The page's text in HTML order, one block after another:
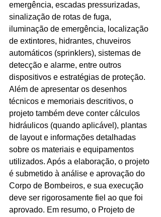
emergência, escadas pressurizadas,
sinalização de rotas de fuga,
iluminação de emergência, localização
de extintores, hidrantes, chuveiros
automáticos (sprinklers), sistemas de
detecção e alarme, entre outros
dispositivos e estratégias de proteção.
Além de apresentar os desenhos
técnicos e memoriais descritivos, o
projeto também deve conter cálculos
hidráulicos (quando aplicável), plantas
de layout e informações detalhadas
sobre os materiais e equipamentos
utilizados. Após a elaboração, o projeto
é submetido à análise e aprovação do
Corpo de Bombeiros, e sua execução
deve ser rigorosamente fiel ao que foi
aprovado. Em resumo, o Projeto de